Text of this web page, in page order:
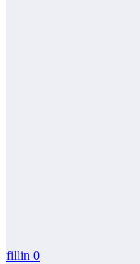
fillin 0